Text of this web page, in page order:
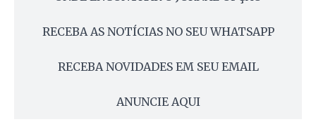
RECEBA AS NOTÍCIAS NO SEU WHATSAPP
RECEBA NOVIDADES EM SEU EMAIL
ANUNCIE AQUI